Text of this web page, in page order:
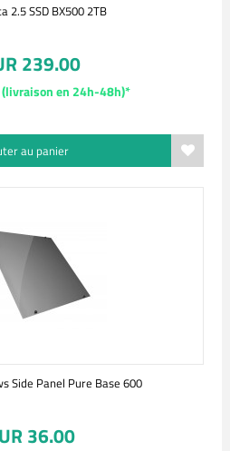
2.5 SSD BX500 2TB
239.00
(livraison en 24h-48h)*
au panier
Side Panel Pure Base 600
36.00